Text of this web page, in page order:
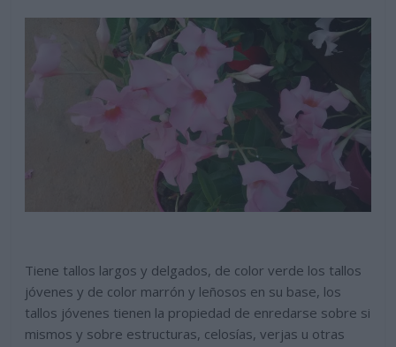
Tiene tallos largos y delgados, de color verde los tallos
jóvenes y de color marrón y leñosos en su base, los
tallos jóvenes tienen la propiedad de enredarse sobre si
mismos y sobre estructuras, celosías, verjas u otras